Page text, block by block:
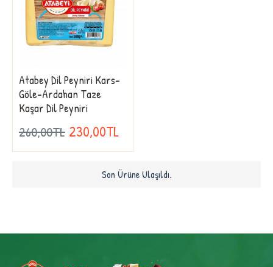
Atabey Dil Peyniri Kars-
Göle-Ardahan Taze
Kaşar Dil Peyniri
260,00TL 230,00TL
Son Ürüne Ulaşıldı.